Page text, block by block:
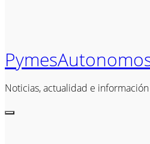
Noticias, actualidad e